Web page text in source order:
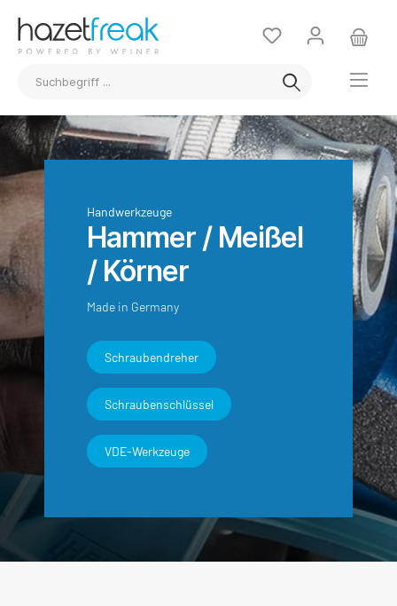
Handwerkzeuge
Hammer / Meißel
/ Körner
Made in Germany
Schraubendreher
Schraubenschlüssel
VDE-Werkzeuge